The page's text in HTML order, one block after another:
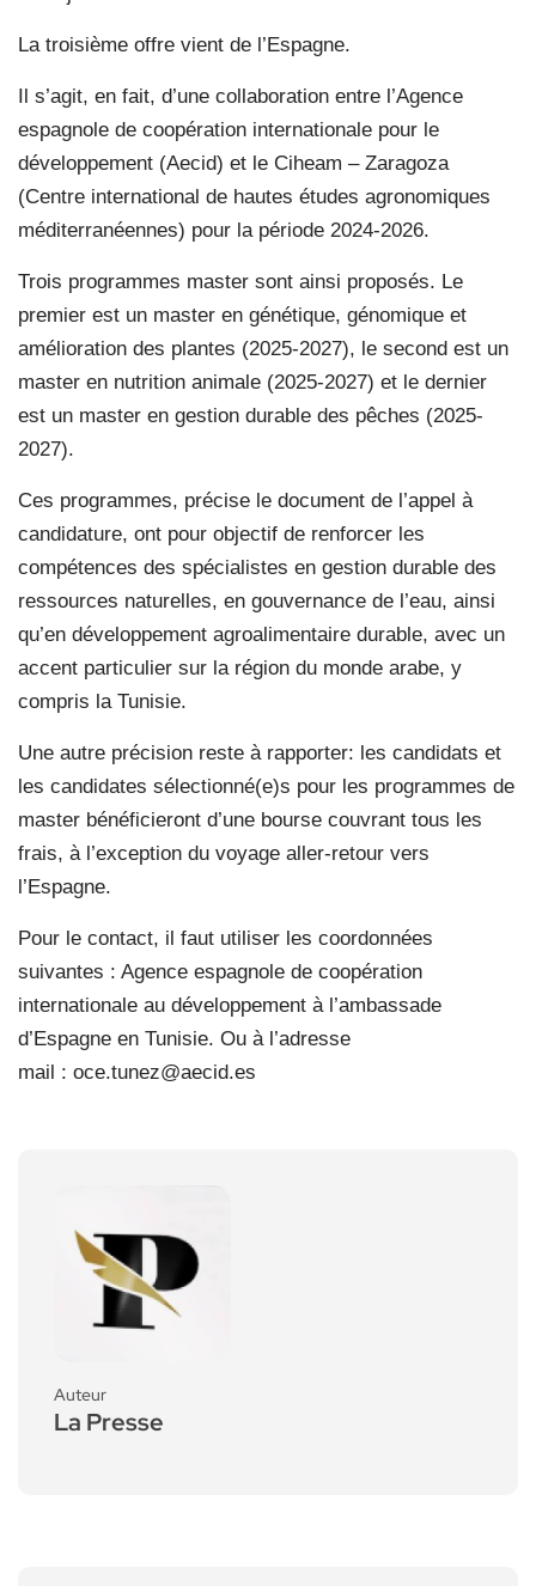
La troisième offre vient de l’Espagne.
Il s’agit, en fait, d’une collaboration entre l’Agence
espagnole de coopération internationale pour le
développement (Aecid) et le Ciheam – Zaragoza
(Centre international de hautes études agronomiques
méditerranéennes) pour la période 2024-2026.
Trois programmes master sont ainsi proposés. Le
premier est un master en génétique, génomique et
amélioration des plantes (2025-2027), le second est un
master en nutrition animale (2025-2027) et le dernier
est un master en gestion durable des pêches (2025-
2027).
Ces programmes, précise le document de l’appel à
candidature, ont pour objectif de renforcer les
compétences des spécialistes en gestion durable des
ressources naturelles, en gouvernance de l’eau, ainsi
qu’en développement agroalimentaire durable, avec un
accent particulier sur la région du monde arabe, y
compris la Tunisie.
Une autre précision reste à rapporter: les candidats et
les candidates sélectionné(e)s pour les programmes de
master bénéficieront d’une bourse couvrant tous les
frais, à l’exception du voyage aller-retour vers
l’Espagne.
Pour le contact, il faut utiliser les coordonnées
suivantes : Agence espagnole de coopération
internationale au développement à l’ambassade
d’Espagne en Tunisie. Ou à l’adresse
mail : oce.tunez@aecid.es
Auteur
La Presse